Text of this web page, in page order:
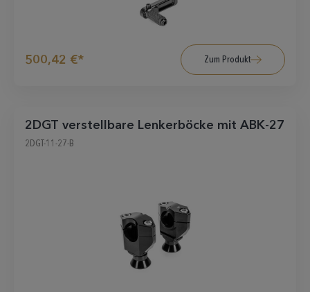
500,42 €* Zum Produkt
2DGT verstellbare Lenkerböcke mit ABK-27
2DGT-11-27-B